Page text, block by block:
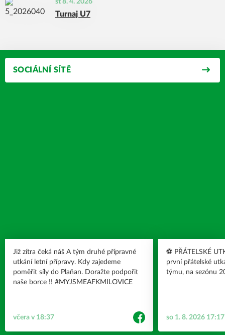
Turnaj U7
SOCIÁLNÍ SÍTĚ
Již zítra čeká náš A tým druhé přípravné
utkání letní přípravy. Kdy zajedeme
poměřit síly do Plaňan. Doražte podpořit
naše borce !! #MYJSMEAFKMILOVICE
včera v 18:37
⚽️ PŘÁTELSKÉ UTKÁNÍ ⚽️
první přátelské
týmu, na sezónu
so 1. 8. 2026 17:17